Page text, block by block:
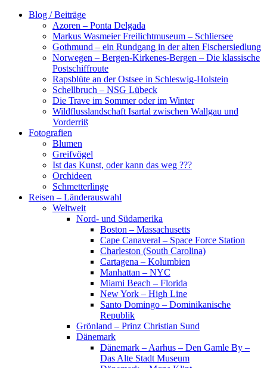
Zum
Blog / Beiträge
Azoren – Ponta Delgada
Markus Wasmeier Freilichtmuseum – Schliersee
Gothmund – ein Rundgang in der alten Fischersiedlung
Norwegen – Bergen-Kirkenes-Bergen – Die klassische
Postschiffroute
Rapsblüte an der Ostsee in Schleswig-Holstein
Schellbruch – NSG Lübeck
Die Trave im Sommer oder im Winter
Wildflusslandschaft Isartal zwischen Wallgau und
Vorderriß
Fotografien
Blumen
Greifvögel
Ist das Kunst, oder kann das weg ???
Orchideen
Schmetterlinge
Reisen – Länderauswahl
Weltweit
Nord- und Südamerika
Boston – Massachusetts
Cape Canaveral – Space Force Station
Charleston (South Carolina)
Cartagena – Kolumbien
Manhattan – NYC
Miami Beach – Florida
New York – High Line
Santo Domingo – Dominikanische
Republik
Grönland – Prinz Christian Sund
Dänemark
Dänemark – Aarhus – Den Gamle By –
Das Alte Stadt Museum